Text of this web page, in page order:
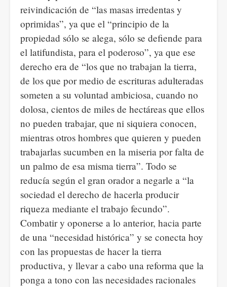
reivindicación de “las masas irredentas y
oprimidas”, ya que el “principio de la
propiedad sólo se alega, sólo se defiende para
el latifundista, para el poderoso”, ya que ese
derecho era de “los que no trabajan la tierra,
de los que por medio de escrituras adulteradas
someten a su voluntad ambiciosa, cuando no
dolosa, cientos de miles de hectáreas que ellos
no pueden trabajar, que ni siquiera conocen,
mientras otros hombres que quieren y pueden
trabajarlas sucumben en la miseria por falta de
un palmo de esa misma tierra”. Todo se
reducía según el gran orador a negarle a “la
sociedad el derecho de hacerla producir
riqueza mediante el trabajo fecundo”.
Combatir y oponerse a lo anterior, hacia parte
de una “necesidad histórica” y se conecta hoy
con las propuestas de hacer la tierra
productiva, y llevar a cabo una reforma que la
ponga a tono con las necesidades racionales